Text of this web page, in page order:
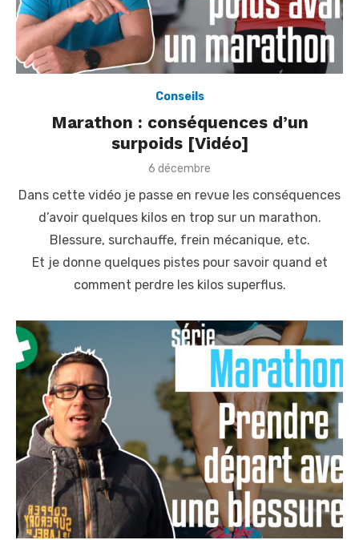
Conseils
Marathon : conséquences d’un
surpoids [Vidéo]
P
s
t
e
d
n
6 décembre
Dans cette vidéo je passe en revue les conséquences
d’avoir quelques kilos en trop sur un marathon.
Blessure, surchauffe, frein mécanique, etc.
Et je donne quelques pistes pour savoir quand et
comment perdre les kilos superflus.